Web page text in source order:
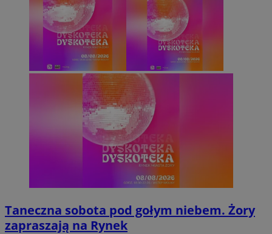
Taneczna sobota pod gołym niebem. Żory
zapraszają na Rynek